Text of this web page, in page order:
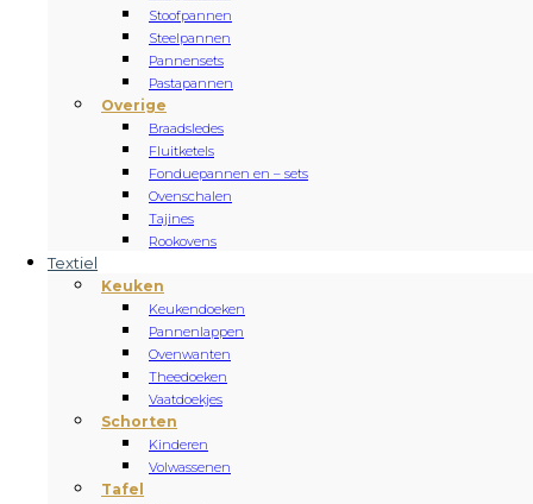
Stoofpannen
Steelpannen
Pannensets
Pastapannen
Overige
Braadsledes
Fluitketels
Fonduepannen en – sets
Ovenschalen
Tajines
Rookovens
Textiel
Keuken
Keukendoeken
Pannenlappen
Ovenwanten
Theedoeken
Vaatdoekjes
Schorten
Kinderen
Volwassenen
Tafel